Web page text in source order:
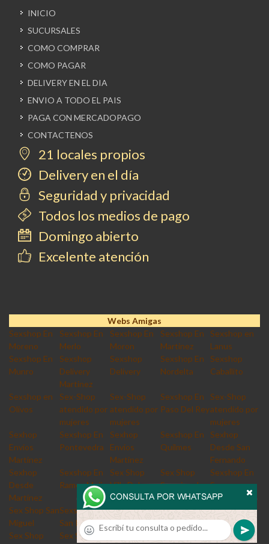
INICIO
SUCURSALES
COMO COMPRAR
COMO PAGAR
DELIVERY EN EL DIA
ENVIO A TODO EL PAIS
PAGA CON MERCADOPAGO
CONTACTENOS
21 locales propios
Delivery en el día
Seguridad y privacidad
Todos los medios de pago
Domingo abierto
Excelente atención
Webs Amigas
Sexshop En
Moreno
Sexshop En
Merlo
Sexshop En
Moron
Sexshop En
Martinez
Sexshop en
Lanus
Sexshop En
Munro
Sexshop
Delivery
Martinez
Sexshop
Delivery
Sexshop En
Nordelta
Sexshop
Caballito
Sexshop en
Olivos
Sex-Shop
atendido por
mujeres
Sex-Shop
atendido por
mujeres
Sexshop En
Paso Del Rey
Sex-Shop
atendido por
mujeres
Sexhop
Envios
Martinez
Sexshop En
Pontevedra
Sexhop
Envios
Martinez
Sexshop En
Quilmes
Sexhop
Desde San
Fernando
Sexhop
Desde
Martinez
Sexshop En
Ramos Mejia
Sex Shop
Villa Del
Parque
Sex Shop
Sanmiguel
Sexshop En
San
Fernando
Sex Shop San
Miguel
Sexshop En
San Isidro
Sex Shop San
Fernando
Sex shop
Quilmes
Sexshop En
San Justo
Sex Shop
Sex Shop
Sex Shop
Sexshop En